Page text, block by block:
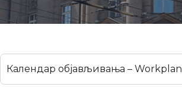
Календар објављивања – Workplan